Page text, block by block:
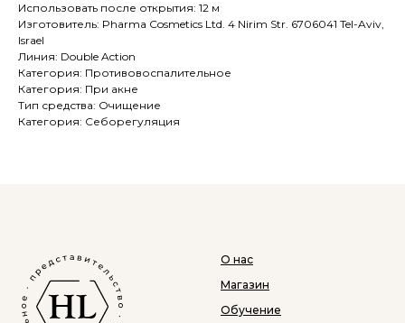
Использовать после открытия: 12 м
Изготовитель: Pharma Cosmetics Ltd. 4 Nirim Str. 6706041 Tel-Aviv,
Israel
Линия: Double Action
Категория: Противовоспалительное
Категория: При акне
Тип средства: Очищение
Категория: Себорегуляция
О нас
Магазин
Обучение